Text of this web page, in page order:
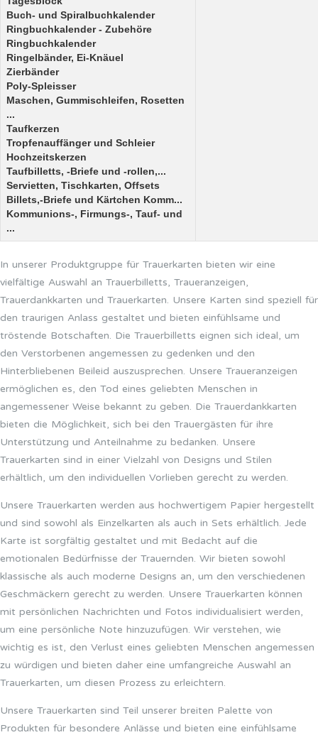
Buch- und Spiralbuchkalender
Ringbuchkalender - Zubehöre
Ringbuchkalender
Ringelbänder, Ei-Knäuel
Zierbänder
Poly-Spleisser
Maschen, Gummischleifen, Rosetten
...
Taufkerzen
Tropfenauffänger und Schleier
Hochzeitskerzen
Taufbilletts, -Briefe und -rollen,...
Servietten, Tischkarten, Offsets
Billets,-Briefe und Kärtchen Komm...
Kommunions-, Firmungs-, Tauf- und
...
In unserer Produktgruppe für Trauerkarten bieten wir eine
vielfältige Auswahl an Trauerbilletts, Traueranzeigen,
Trauerdankkarten und Trauerkarten. Unsere Karten sind speziell für
den traurigen Anlass gestaltet und bieten einfühlsame und
tröstende Botschaften. Die Trauerbilletts eignen sich ideal, um
den Verstorbenen angemessen zu gedenken und den
Hinterbliebenen Beileid auszusprechen. Unsere Traueranzeigen
ermöglichen es, den Tod eines geliebten Menschen in
angemessener Weise bekannt zu geben. Die Trauerdankkarten
bieten die Möglichkeit, sich bei den Trauergästen für ihre
Unterstützung und Anteilnahme zu bedanken. Unsere
Trauerkarten sind in einer Vielzahl von Designs und Stilen
erhältlich, um den individuellen Vorlieben gerecht zu werden.
Unsere Trauerkarten werden aus hochwertigem Papier hergestellt
und sind sowohl als Einzelkarten als auch in Sets erhältlich. Jede
Karte ist sorgfältig gestaltet und mit Bedacht auf die
emotionalen Bedürfnisse der Trauernden. Wir bieten sowohl
klassische als auch moderne Designs an, um den verschiedenen
Geschmäckern gerecht zu werden. Unsere Trauerkarten können
mit persönlichen Nachrichten und Fotos individualisiert werden,
um eine persönliche Note hinzuzufügen. Wir verstehen, wie
wichtig es ist, den Verlust eines geliebten Menschen angemessen
zu würdigen und bieten daher eine umfangreiche Auswahl an
Trauerkarten, um diesen Prozess zu erleichtern.
Unsere Trauerkarten sind Teil unserer breiten Palette von
Produkten für besondere Anlässe und bieten eine einfühlsame